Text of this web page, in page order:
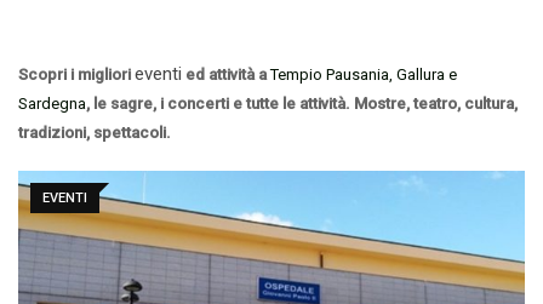
Scopri i migliori eventi ed attività aTempio Pausania, Gallura e
Sardegna, le sagre, i concerti e tutte le attività. Mostre, teatro, cultura,
tradizioni, spettacoli.
EVENTI